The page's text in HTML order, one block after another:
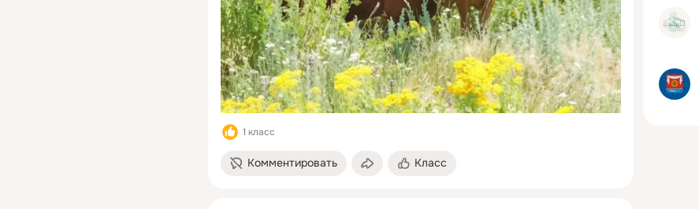
1 класс
Комментировать Класс